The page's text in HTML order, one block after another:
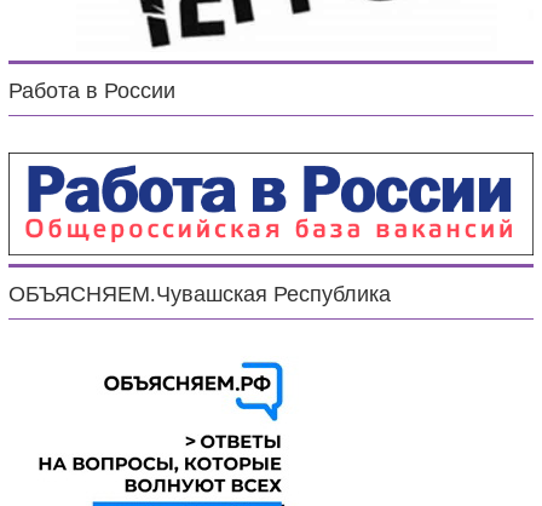
Работа в России
ОБЪЯСНЯЕМ.Чувашская Республика